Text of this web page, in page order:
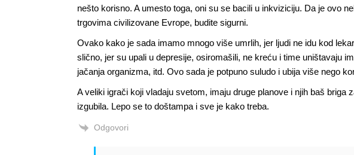
nešto korisno. A umesto toga, oni su se bacili u inkviziciju. Da je ovo
trgovima civilizovane Evrope, budite sigurni.
Ovako kako je sada imamo mnogo više umrlih, jer ljudi ne idu kod
slično, jer su upali u depresije, osiromašili, ne kreću i time uništavaju
jačanja organizma, itd. Ovo sada je potpuno suludo i ubija više nego
A veliki igrači koji vladaju svetom, imaju druge planove i njih baš briga
izgubila. Lepo se to doštampa i sve je kako treba.
Odgovori